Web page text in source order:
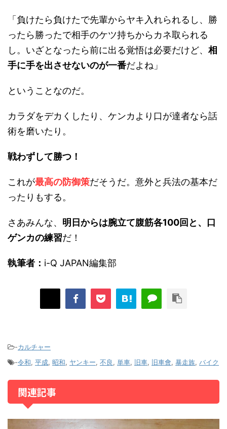
「負けたら負けたで先輩からヤキ入れられるし、勝
ったら勝ったで相手のケツ持ちからカネ取られる
し。いざとなったら前に出る覚悟は必要だけど、 相
手に手を出させないのが一番だよね」
ということなのだ。
カラダをデカくしたり、ケンカより口が達者なら話
術を磨いたり。
戦わずして勝つ！
これが最高の防御策だそうだ。意外と兵法の基本だ
ったりもする。
さあみんな、 明日からは腕立て腹筋各100回と、口
ゲンカの練習だ！
執筆者： i-Q JAPAN編集部
-カルチャー
-令和, 平成, 昭和, ヤンキー, 不良, 単車, 旧車, 旧車會, 暴走族, バイク
関連記事